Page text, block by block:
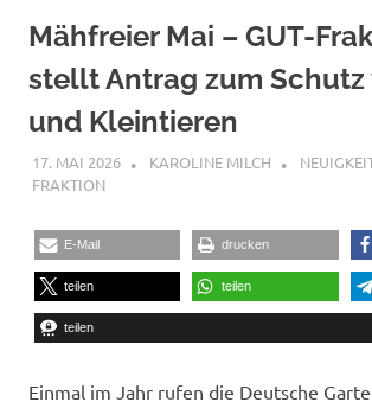
Mähfreier Mai – GUT-
stellt Antrag zum
und Kleintieren
17. MAI 2026 KAROLINE MILCH
FRAKTION
E-Mail drucken
teilen teilen
teilen
Einmal im Jahr rufen die Deutsche